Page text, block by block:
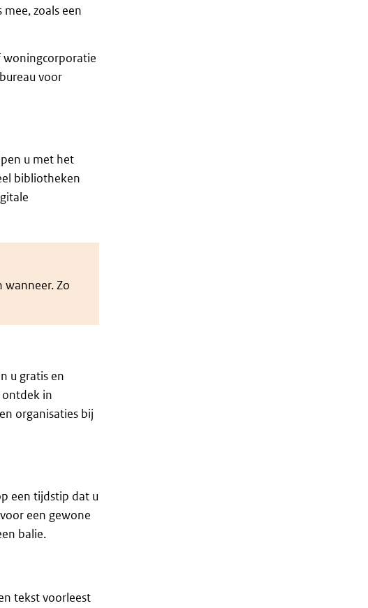
zoals een
woningcorporatie
voor
u met het
bibliotheken
Zo
u gratis en
ontdek in
organisaties bij
een tijdstip dat u
een gewone
balie.
tekst voorleest